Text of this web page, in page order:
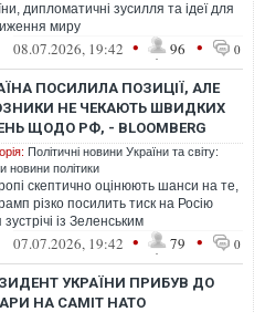
дипломатичні зусилля та ідеї для
миру
08.07.2026, 19:42 • 96 • 0
ПОСИЛИЛА ПОЗИЦІЇ, АЛЕ
НЕ ЧЕКАЮТЬ ШВИДКИХ
ЩОДО РФ, - BLOOMBERG
Політичні новини України та світу:
новини політики
скептично оцінюють шанси на те,
різко посилить тиск на Росію
зустрічі із Зеленським
07.07.2026, 19:42 • 79 • 0
УКРАЇНИ ПРИБУВ ДО
НА САМІТ НАТО